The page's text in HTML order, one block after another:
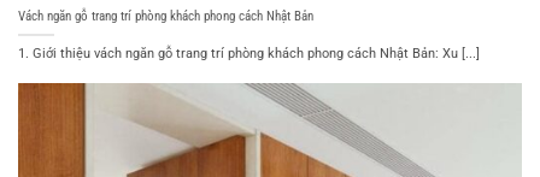
Vách ngăn gỗ trang trí phòng khách phong cách Nhật Bản
1. Giới thiệu vách ngăn gỗ trang trí phòng khách phong cách Nhật Bản: Xu [...]